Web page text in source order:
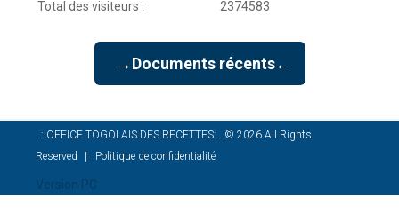
Total des visiteurs :
2374583
→Documents récents←
..::OFFICE TOGOLAIS DES RECETTES:.. © 2026 All Rights
Reserved
Politique de confidentialité
Version PC